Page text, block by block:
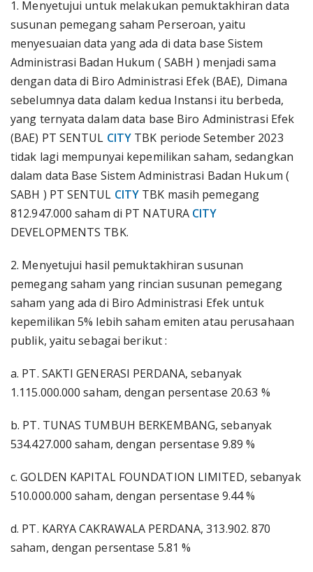
1. Menyetujui untuk melakukan pemuktakhiran data
susunan pemegang saham Perseroan, yaitu
menyesuaian data yang ada di data base Sistem
Administrasi Badan Hukum ( SABH ) menjadi sama
dengan data di Biro Administrasi Efek (BAE), Dimana
sebelumnya data dalam kedua Instansi itu berbeda,
yang ternyata dalam data base Biro Administrasi Efek
(BAE) PT SENTUL CITY TBK periode Setember 2023
tidak lagi mempunyai kepemilikan saham, sedangkan
dalam data Base Sistem Administrasi Badan Hukum (
SABH ) PT SENTUL CITY TBK masih pemegang
812.947.000 saham di PT NATURA CITY
DEVELOPMENTS TBK.
2. Menyetujui hasil pemuktakhiran susunan
pemegang saham yang rincian susunan pemegang
saham yang ada di Biro Administrasi Efek untuk
kepemilikan 5% lebih saham emiten atau perusahaan
publik, yaitu sebagai berikut :
a. PT. SAKTI GENERASI PERDANA, sebanyak
1.115.000.000 saham, dengan persentase 20.63 %
b. PT. TUNAS TUMBUH BERKEMBANG, sebanyak
534.427.000 saham, dengan persentase 9.89 %
c. GOLDEN KAPITAL FOUNDATION LIMITED, sebanyak
510.000.000 saham, dengan persentase 9.44 %
d. PT. KARYA CAKRAWALA PERDANA, 313.902. 870
saham, dengan persentase 5.81 %